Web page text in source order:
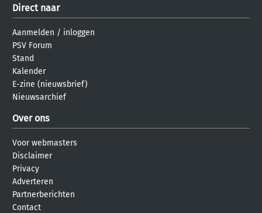
Direct naar
Aanmelden / inloggen
PSV Forum
Stand
Kalender
E-zine (nieuwsbrief)
Nieuwsarchief
Over ons
Voor webmasters
Disclaimer
Privacy
Adverteren
Partnerberichten
Contact